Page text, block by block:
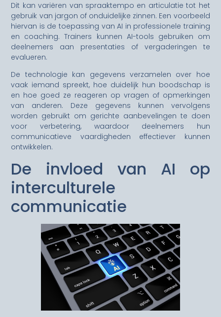
Dit kan variëren van spraaktempo en articulatie tot het
gebruik van jargon of onduidelijke zinnen. Een voorbeeld
hiervan is de toepassing van AI in professionele training
en coaching. Trainers kunnen AI-tools gebruiken om
deelnemers aan presentaties of vergaderingen te
evalueren.
De technologie kan gegevens verzamelen over hoe
vaak iemand spreekt, hoe duidelijk hun boodschap is
en hoe goed ze reageren op vragen of opmerkingen
van anderen. Deze gegevens kunnen vervolgens
worden gebruikt om gerichte aanbevelingen te doen
voor verbetering, waardoor deelnemers hun
communicatieve vaardigheden effectiever kunnen
ontwikkelen.
De invloed van AI op
interculturele
communicatie